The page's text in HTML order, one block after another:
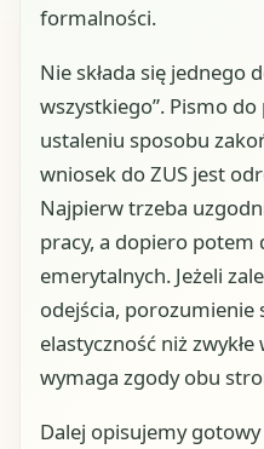
formalności.
Nie składa się jednego
wszystkiego”. Pismo do
ustaleniu sposobu
wniosek do ZUS jest
Najpierw trzeba
pracy, a dopiero
emerytalnych. Jeżeli
odejścia, porozumienie
elastyczność niż
wymaga zgody obu
Dalej opisujemy